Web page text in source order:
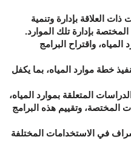
العلاقة بإدارة وتنمية
بإدارة تلك الموارد.
واقتراح البرامج
خطة موارد المياه، بما يكفل
المتعلقة بموارد المياه،
المختصة، وتقييم هذه البرامج
في الاستخدامات المختلفة